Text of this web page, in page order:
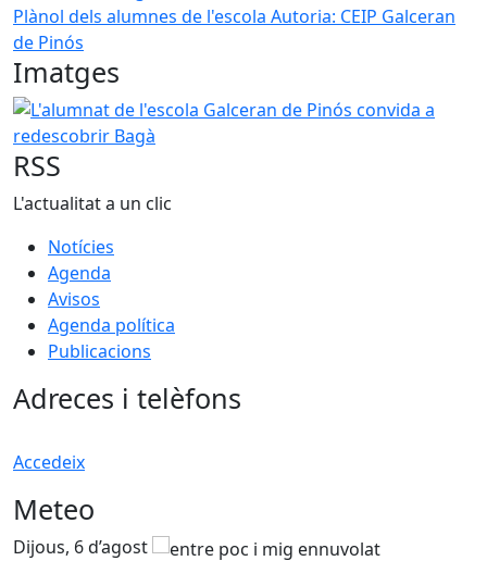
Plànol dels alumnes de l'escola Autoria: CEIP Galceran
de Pinós
Imatges
L'alumnat de l'escola Galceran de Pinós convida a
RSS
L'actualitat a un clic
Notícies
Agenda
Avisos
Agenda política
Publicacions
Adreces i telèfons
Accedeix
Meteo
Dijous, 6 d’agost